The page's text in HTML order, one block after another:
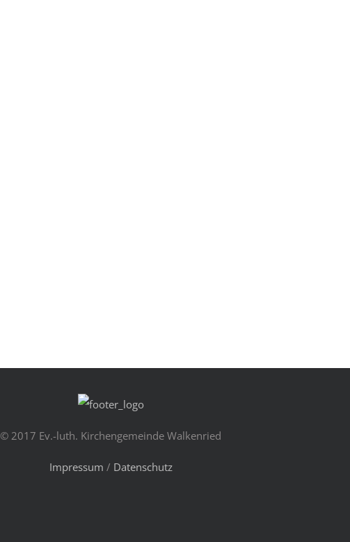
© 2017 Ev.-luth. Kirchengemeinde Walkenried
Impressum / Datenschutz